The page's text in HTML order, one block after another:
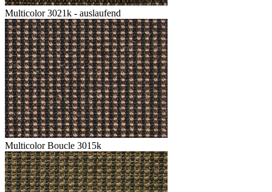
Multicolor 3021k - auslaufend
Multicolor Boucle 3015k